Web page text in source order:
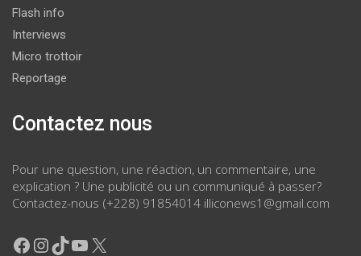
Flash info
Interviews
Micro trottoir
Reportage
Contactez nous
Pour une question, une réaction, un commentaire, une
explication ? Une publicité ou un communiqué à passer?
Contactez-nous (+228) 91854014 illiconews1@gmail.com
Facebook
Instagram
TikTok
YouTube
X